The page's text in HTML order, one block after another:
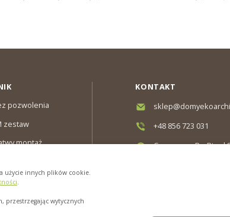
pozwolenia
zestaw
montaż
KONTAKT
+48 856 723 031
Czas pracy: Pn-Pt od
użycie innych plików cookie.
.
przestrzegając wytycznych